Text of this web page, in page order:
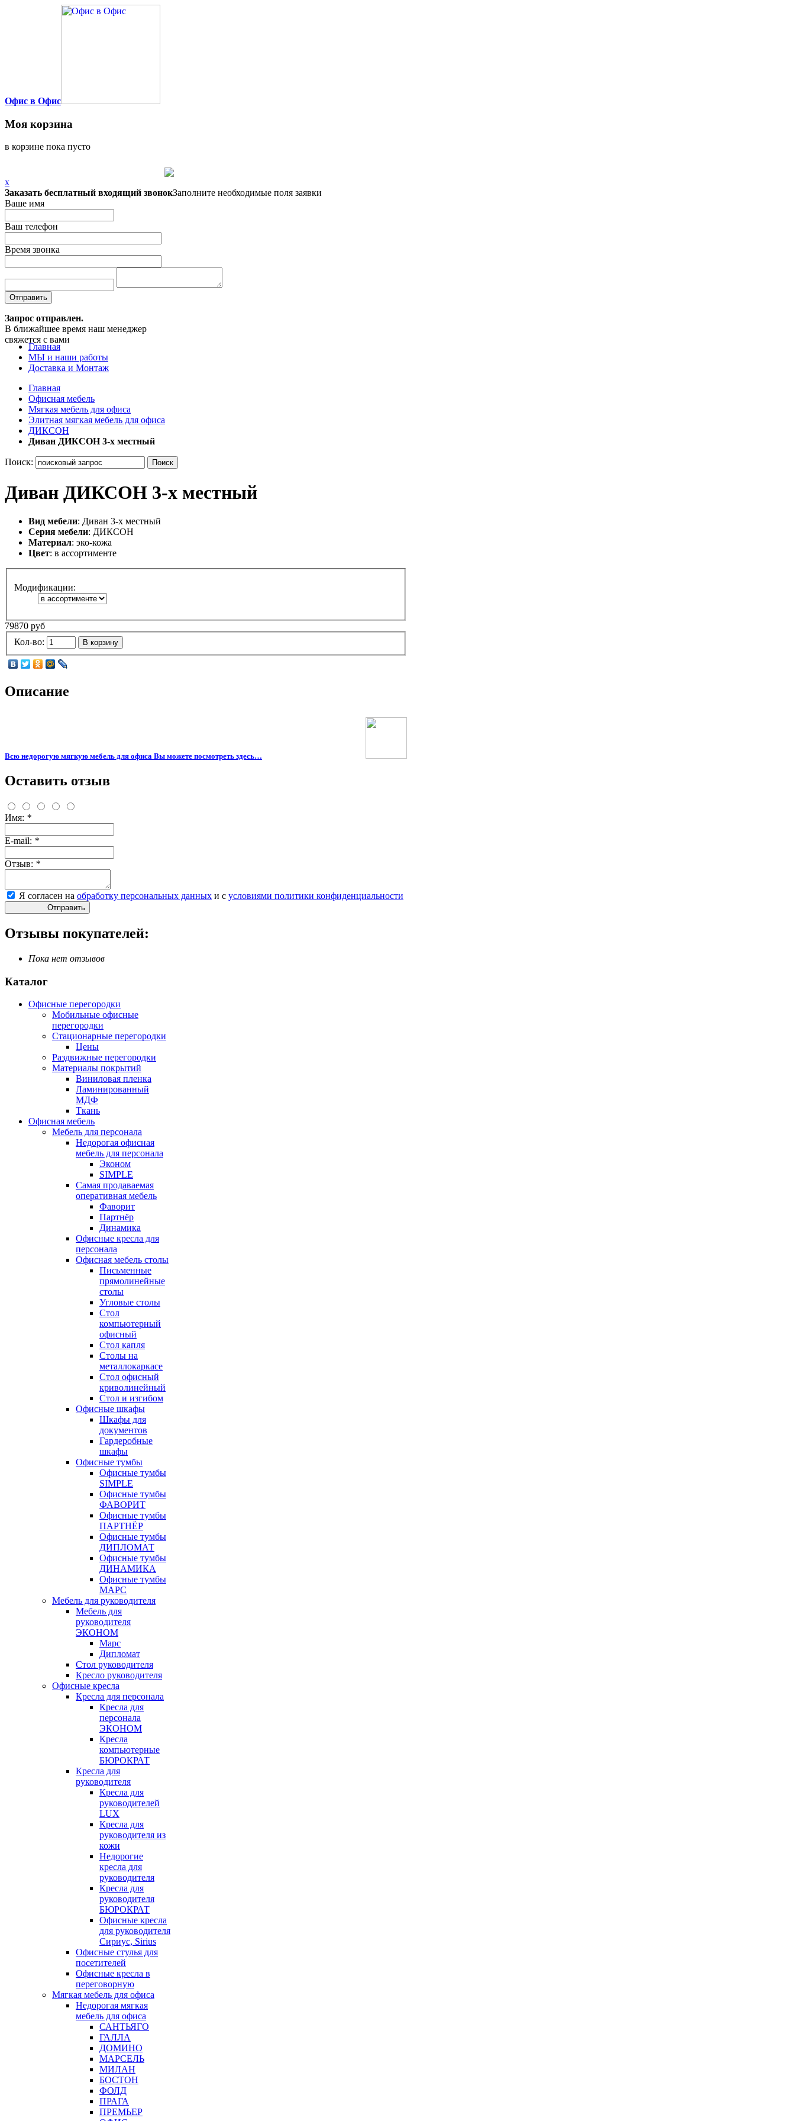
Офис в Офис
Моя корзина
в корзине пока пусто
x
Заказать бесплатный входящий звонокЗаполните необходимые поля заявки
Ваше имя
Ваш телефон
Время звонка
Отправить
Запрос отправлен.
В ближайшее время наш менеджер
свяжется с вами
Главная
МЫ и наши работы
Доставка и Монтаж
Главная
Офисная мебель
Мягкая мебель для офиса
Элитная мягкая мебель для офиса
ДИКСОН
Диван ДИКСОН 3-х местный
Поиск: Поиск
Диван ДИКСОН 3-х местный
Вид мебели: Диван 3-х местный
Серия мебели: ДИКСОН
Материал: эко-кожа
Цвет: в ассортименте
Модификации:
79870 руб
Кол-во:
В корзину
Описание
Всю недорогую мягкую мебель для офиса Вы можете посмотреть здесь…
Оставить отзыв
Имя: *
E-mail: *
Отзыв: *
Я согласен на обработку персональных данных и с условиями политики конфиденциальности
Отправить
Отзывы покупателей:
Пока нет отзывов
Каталог
Офисные перегородки
Мобильные офисные
перегородки
Стационарные перегородки
Цены
Раздвижные перегородки
Материалы покрытий
Виниловая пленка
Ламинированный
МДФ
Ткань
Офисная мебель
Мебель для персонала
Недорогая офисная
мебель для персонала
Эконом
SIMPLE
Самая продаваемая
оперативная мебель
Фаворит
Партнёр
Динамика
Офисные кресла для
персонала
Офисная мебель столы
Письменные
прямолинейные
столы
Угловые столы
Стол
компьютерный
офисный
Стол капля
Столы на
металлокаркасе
Стол офисный
криволинейный
Стол и изгибом
Офисные шкафы
Шкафы для
документов
Гардеробные
шкафы
Офисные тумбы
Офисные тумбы
SIMPLE
Офисные тумбы
ФАВОРИТ
Офисные тумбы
ПАРТНЁР
Офисные тумбы
ДИПЛОМАТ
Офисные тумбы
ДИНАМИКА
Офисные тумбы
МАРС
Мебель для руководителя
Мебель для
руководителя
ЭКОНОМ
Марс
Дипломат
Стол руководителя
Кресло руководителя
Офисные кресла
Кресла для персонала
Кресла для
персонала
ЭКОНОМ
Кресла
компьютерные
БЮРОКРАТ
Кресла для
руководителя
Кресла для
руководителей
LUX
Кресла для
руководителя из
кожи
Недорогие
кресла для
руководителя
Кресла для
руководителя
БЮРОКРАТ
Офисные кресла
для руководителя
Сириус, Sirius
Офисные стулья для
посетителей
Офисные кресла в
переговорную
Мягкая мебель для офиса
Недорогая мягкая
мебель для офиса
САНТЬЯГО
ГАЛЛА
ДОМИНО
МАРСЕЛЬ
МИЛАН
БОСТОН
ФОЛД
ПРАГА
ПРЕМЬЕР